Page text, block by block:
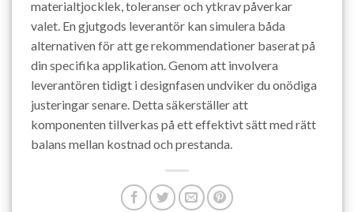
materialtjocklek, toleranser och ytkrav påverkar
valet. En gjutgods leverantör kan simulera båda
alternativen för att ge rekommendationer baserat på
din specifika applikation. Genom att involvera
leverantören tidigt i designfasen undviker du onödiga
justeringar senare. Detta säkerställer att
komponenten tillverkas på ett effektivt sätt med rätt
balans mellan kostnad och prestanda.